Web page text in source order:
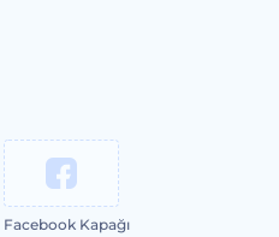
Facebook Kapağı